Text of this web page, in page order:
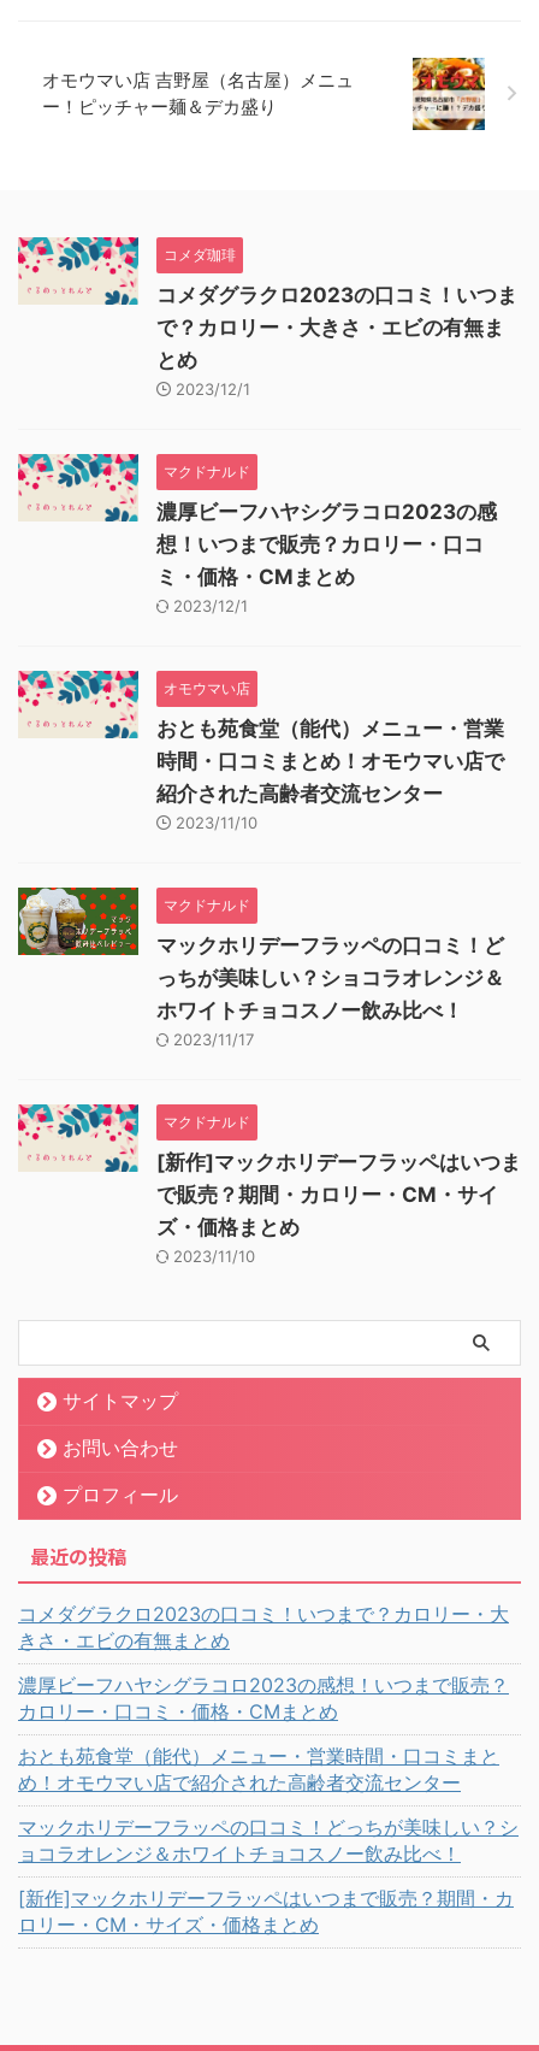
オモウマい店 吉野屋（名古屋）メニュ
ー！ピッチャー麺＆デカ盛り
コメダ珈琲
コメダグラクロ2023の口コミ！いつま
で？カロリー・大きさ・エビの有無ま
とめ
2023/12/1
マクドナルド
濃厚ビーフハヤシグラコロ2023の感
想！いつまで販売？カロリー・口コ
ミ・価格・CMまとめ
2023/12/1
オモウマい店
おとも苑食堂（能代）メニュー・営業
時間・口コミまとめ！オモウマい店で
紹介された高齢者交流センター
2023/11/10
マクドナルド
マックホリデーフラッペの口コミ！ど
っちが美味しい？ショコラオレンジ＆
ホワイトチョコスノー飲み比べ！
2023/11/17
マクドナルド
[新作]マックホリデーフラッペはいつま
で販売？期間・カロリー・CM・サイ
ズ・価格まとめ
2023/11/10
サイトマップ
お問い合わせ
プロフィール
最近の投稿
コメダグラクロ2023の口コミ！いつまで？カロリー・大
きさ・エビの有無まとめ
濃厚ビーフハヤシグラコロ2023の感想！いつまで販売？
カロリー・口コミ・価格・CMまとめ
おとも苑食堂（能代）メニュー・営業時間・口コミまと
め！オモウマい店で紹介された高齢者交流センター
マックホリデーフラッペの口コミ！どっちが美味しい？シ
ョコラオレンジ＆ホワイトチョコスノー飲み比べ！
[新作]マックホリデーフラッペはいつまで販売？期間・カ
ロリー・CM・サイズ・価格まとめ